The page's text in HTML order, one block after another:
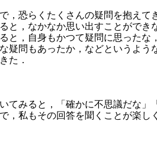
，恐らくたくさんの疑問を抱えて
と，なかなか思い出すことができ
と，自身もかつて疑問に思ったな
疑問もあったか，などというよう
た．
てみると，「確かに不思議だな」
，私もその回答を聞くことが楽し